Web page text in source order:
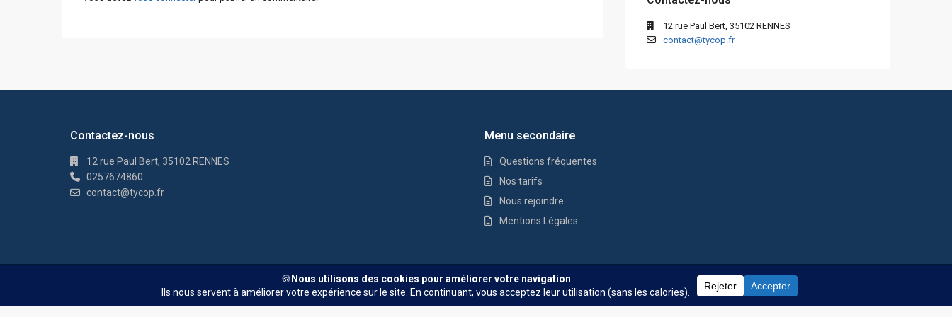
12 rue Paul Bert, 35102 RENNES
contact@tycop.fr
Contactez-nous
12 rue Paul Bert, 35102 RENNES
0257674860
contact@tycop.fr
Menu secondaire
Questions fréquentes
Nos tarifs
Nous rejoindre
Mentions Légales
Nos tarifsNous rejoindre